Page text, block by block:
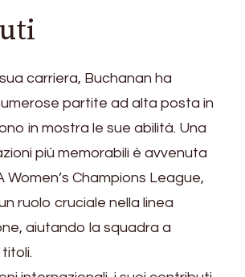
carriera, Buchanan ha
partite ad alta posta in
in mostra le sue abilità. Una
più memorabili è avvenuta
Women’s Champions League,
ruolo cruciale nella linea
aiutando la squadra a